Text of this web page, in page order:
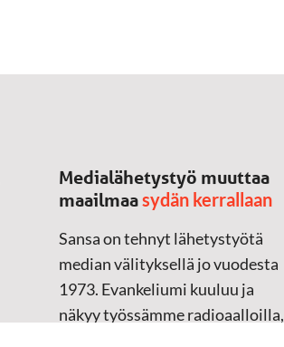
Medialähetystyö muuttaa
maailmaasydän kerrallaan
Sansa on tehnyt lähetystyötä
median välityksellä jo vuodesta
1973. Evankeliumi kuuluu ja
näkyy työssämme radioaalloilla,